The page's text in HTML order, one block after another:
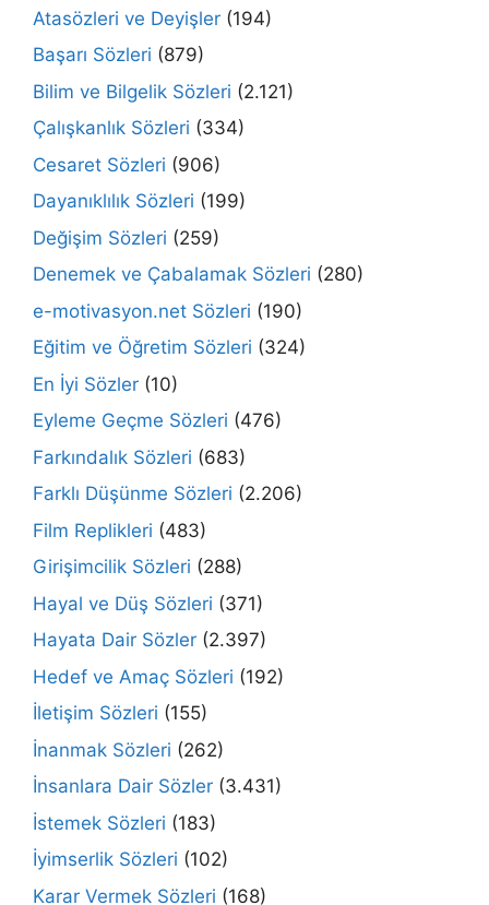
Atasözleri ve Deyişler (194)
Başarı Sözleri (879)
Bilim ve Bilgelik Sözleri (2.121)
Çalışkanlık Sözleri (334)
Cesaret Sözleri (906)
Dayanıklılık Sözleri (199)
Değişim Sözleri (259)
Denemek ve Çabalamak Sözleri (280)
e-motivasyon.net Sözleri (190)
Eğitim ve Öğretim Sözleri (324)
En İyi Sözler (10)
Eyleme Geçme Sözleri (476)
Farkındalık Sözleri (683)
Farklı Düşünme Sözleri (2.206)
Film Replikleri (483)
Girişimcilik Sözleri (288)
Hayal ve Düş Sözleri (371)
Hayata Dair Sözler (2.397)
Hedef ve Amaç Sözleri (192)
İletişim Sözleri (155)
İnanmak Sözleri (262)
İnsanlara Dair Sözler (3.431)
İstemek Sözleri (183)
İyimserlik Sözleri (102)
Karar Vermek Sözleri (168)